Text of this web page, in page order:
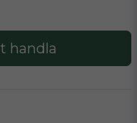
handla